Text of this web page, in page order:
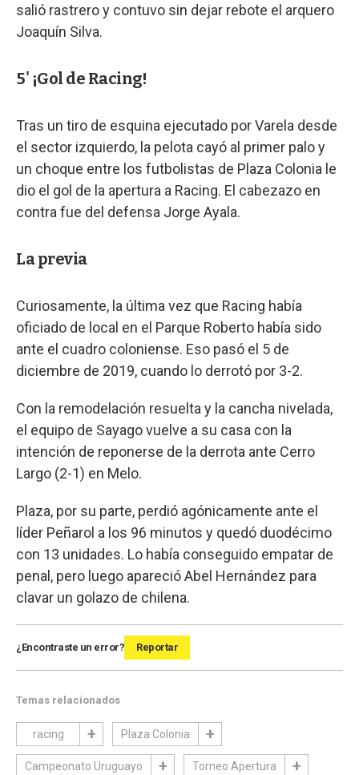
salió rastrero y contuvo sin dejar rebote el arquero
Joaquín Silva.
5' ¡Gol de Racing!
Tras un tiro de esquina ejecutado por Varela desde
el sector izquierdo, la pelota cayó al primer palo y
un choque entre los futbolistas de Plaza Colonia le
dio el gol de la apertura a Racing. El cabezazo en
contra fue del defensa Jorge Ayala.
La previa
Curiosamente, la última vez que Racing había
oficiado de local en el Parque Roberto había sido
ante el cuadro coloniense. Eso pasó el 5 de
diciembre de 2019, cuando lo derrotó por 3-2.
Con la remodelación resuelta y la cancha nivelada,
el equipo de Sayago vuelve a su casa con la
intención de reponerse de la derrota ante Cerro
Largo (2-1) en Melo.
Plaza, por su parte, perdió agónicamente ante el
líder Peñarol a los 96 minutos y quedó duodécimo
con 13 unidades. Lo había conseguido empatar de
penal, pero luego apareció Abel Hernández para
clavar un golazo de chilena.
¿Encontraste un error? Reportar
Temas relacionados
racing Plaza Colonia
Campeonato Uruguayo Torneo Apertura